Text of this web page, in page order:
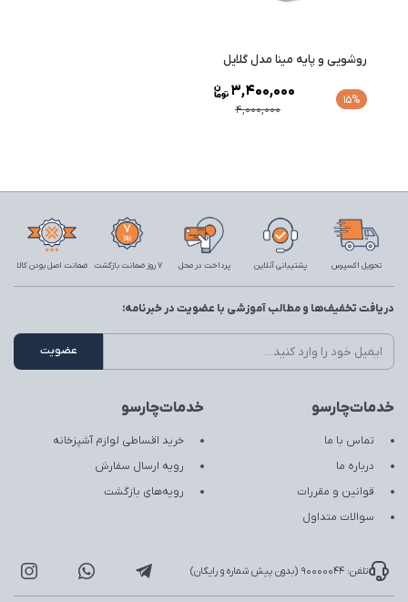
روشویی و پایه مینا مدل گلایل
15%
4,000,000
3,400,000
تحویل اکسپرس پشتیبانی آنلاین پرداخت در محل 7 روز ضمانت بازگشت ضمانت اصل بودن کالا
خدمات‌چارسو
تماس با ما
درباره ما
قوانین و مقررات
سوالات متداول
خدمات‌چارسو
خرید اقساطی لوازم آشپزخانه
رویه ارسال سفارش
رویه‌های بازگشت
دریافت تخفیف‌ها و مطالب آموزشی با عضویت در خبرنامه:
تلفن: 90000044 (بدون پیش شماره و رایگان)